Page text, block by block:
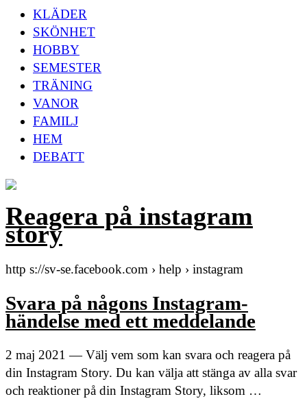
KLÄDER
SKÖNHET
HOBBY
SEMESTER
TRÄNING
VANOR
FAMILJ
HEM
DEBATT
Reagera på instagram
story
http s://sv-se.facebook.com › help › instagram
Svara på någons Instagram-
händelse med ett meddelande
2 maj 2021 — Välj vem som kan svara och reagera på
din Instagram Story. Du kan välja att stänga av alla svar
och reaktioner på din Instagram Story, liksom …